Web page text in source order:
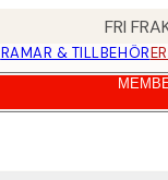
FRI
RAMAR & TILLBEHÖR